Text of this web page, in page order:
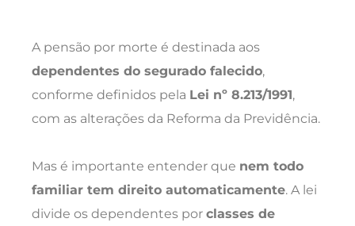
A pensão por morte é destinada aos
dependentes do segurado falecido,
conforme definidos pela Lei nº 8.213/1991,
com as alterações da Reforma da Previdência.
Mas é importante entender que nem todo
familiar tem direito automaticamente. A lei
divide os dependentes por classes de